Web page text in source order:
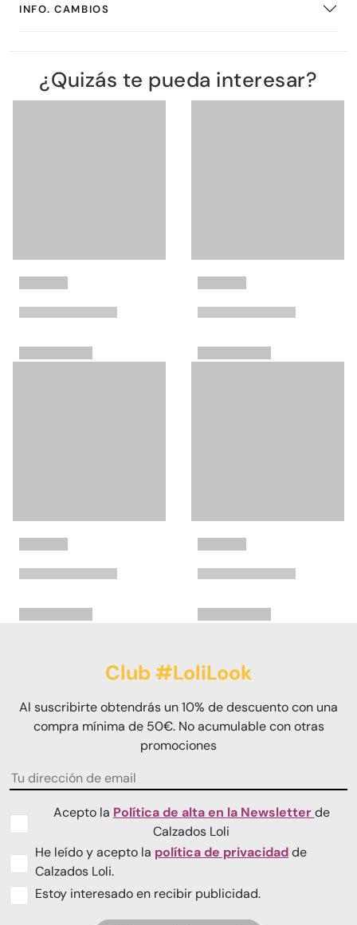
INFO. CAMBIOS
¿Quizás te pueda interesar?
Club #LoliLook
Al suscribirte obtendrás un 10% de descuento con una
compra mínima de 50€. No acumulable con otras
promociones
Acepto la Política de alta en la Newsletterde
Calzados Loli
He leído y acepto la política de privacidadde
Calzados Loli.
Estoy interesado en recibir publicidad.